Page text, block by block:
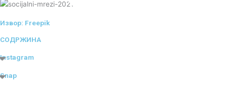
Извор: Freepik
СОДРЖИНА
Instagram
Snap